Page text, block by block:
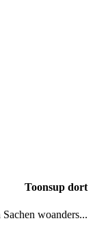
Toonsup dort
woanders...